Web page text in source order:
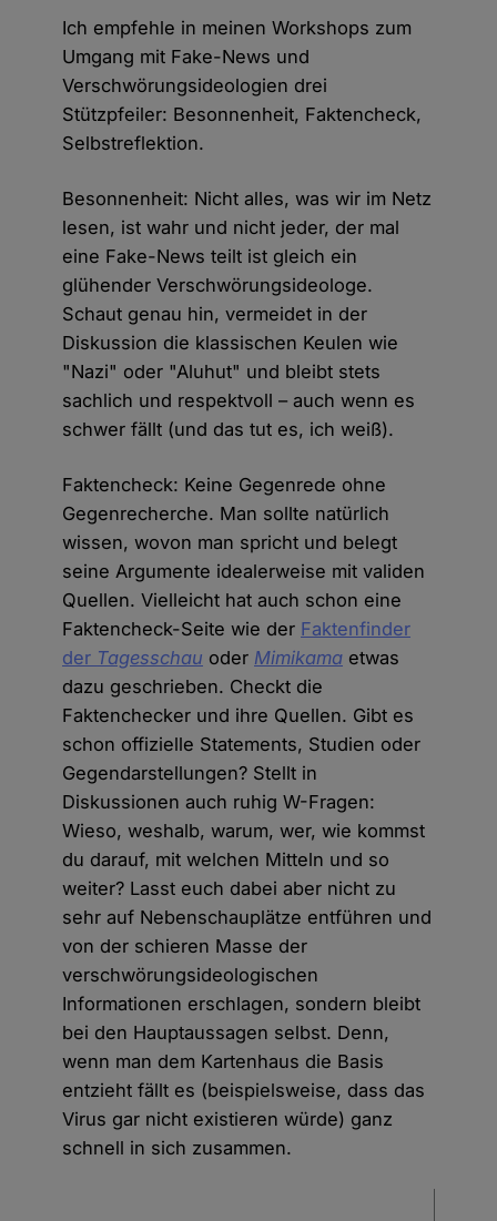
Ich empfehle in meinen Workshops zum
Umgang mit Fake-News und
Verschwörungsideologien drei
Stützpfeiler: Besonnenheit, Faktencheck,
Selbstreflektion.
Besonnenheit: Nicht alles, was wir im Netz
lesen, ist wahr und nicht jeder, der mal
eine Fake-News teilt ist gleich ein
glühender Verschwörungsideologe.
Schaut genau hin, vermeidet in der
Diskussion die klassischen Keulen wie
"Nazi" oder "Aluhut" und bleibt stets
sachlich und respektvoll – auch wenn es
schwer fällt (und das tut es, ich weiß).
Faktencheck: Keine Gegenrede ohne
Gegenrecherche. Man sollte natürlich
wissen, wovon man spricht und belegt
seine Argumente idealerweise mit validen
Quellen. Vielleicht hat auch schon eine
Faktencheck-Seite wie der Faktenfinder
der Tagesschau oder Mimikama etwas
dazu geschrieben. Checkt die
Faktenchecker und ihre Quellen. Gibt es
schon offizielle Statements, Studien oder
Gegendarstellungen? Stellt in
Diskussionen auch ruhig W-Fragen:
Wieso, weshalb, warum, wer, wie kommst
du darauf, mit welchen Mitteln und so
weiter? Lasst euch dabei aber nicht zu
sehr auf Nebenschauplätze entführen und
von der schieren Masse der
verschwörungsideologischen
Informationen erschlagen, sondern bleibt
bei den Hauptaussagen selbst. Denn,
wenn man dem Kartenhaus die Basis
entzieht fällt es (beispielsweise, dass das
Virus gar nicht existieren würde) ganz
schnell in sich zusammen.